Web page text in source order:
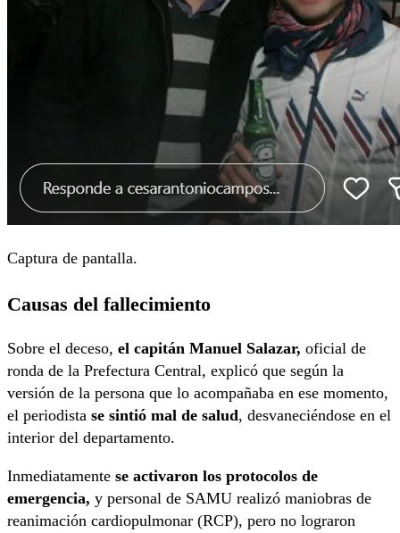
Captura de pantalla.
Causas del fallecimiento
Sobre el deceso, el capitán Manuel Salazar, oficial de
ronda de la Prefectura Central, explicó que según la
versión de la persona que lo acompañaba en ese momento,
el periodista se sintió mal de salud, desvaneciéndose en el
interior del departamento.
Inmediatamente se activaron los protocolos de
emergencia, y personal de SAMU realizó maniobras de
reanimación cardiopulmonar (RCP), pero no lograron